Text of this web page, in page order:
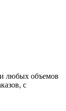
любых объемов
с